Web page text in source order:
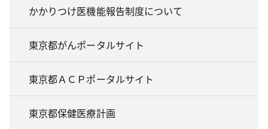
かかりつけ医機能報告制度について
東京都がんポータルサイト
東京都ＡＣＰポータルサイト
東京都保健医療計画